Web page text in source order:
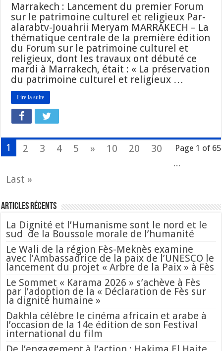
Marrakech : Lancement du premier Forum
sur le patrimoine culturel et religieux Par-
alarabtv-Jouahrii Meryam MARRAKECH – La
thématique centrale de la première édition
du Forum sur le patrimoine culturel et
religieux, dont les travaux ont débuté ce
mardi à Marrakech, était : « La préservation
du patrimoine culturel et religieux …
Lire la suite
Page 1 of 65
1 2 3 4 5 » 10 20
30
...
Last »
Articles Récents
La Dignité et l’Humanisme sont le nord et le
sud de la Boussole morale de l’humanité
Le Wali de la région Fès-Meknès examine
avec l’Ambassadrice de la paix de l’UNESCO le
lancement du projet « Arbre de la Paix » à Fès
Le Sommet « Karama 2026 » s’achève à Fès
par l’adoption de la « Déclaration de Fès sur
la dignité humaine »
Dakhla célèbre le cinéma africain et arabe à
l’occasion de la 14e édition de son Festival
international du film